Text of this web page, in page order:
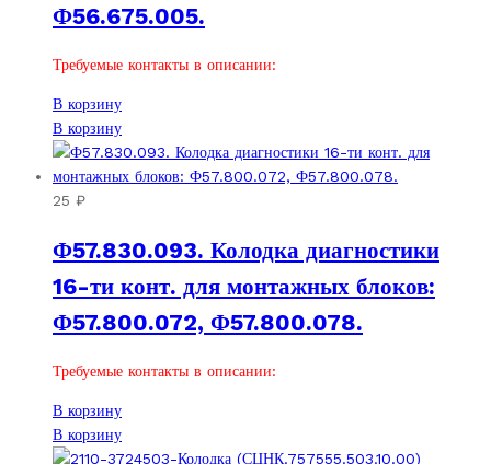
Ф56.675.005.
Требуемые контакты в описании:
В корзину
В корзину
25 ₽
Ф57.830.093. Колодка диагностики
16-ти конт. для монтажных блоков:
Ф57.800.072, Ф57.800.078.
Требуемые контакты в описании:
В корзину
В корзину